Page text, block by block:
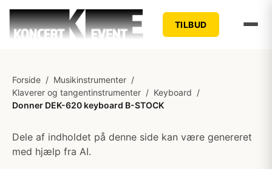
TILBUD
Forside / Musikinstrumenter /
Klaverer og tangentinstrumenter / Keyboard /
Donner DEK-620 keyboard B-STOCK
Dele af indholdet på denne side kan være genereret
med hjælp fra AI.